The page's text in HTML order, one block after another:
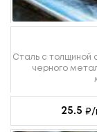
Сталь с толщиной
черного
25.5 ₽/